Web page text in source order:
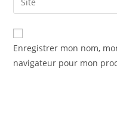
Enregistrer mon nom,
navigateur pour mon